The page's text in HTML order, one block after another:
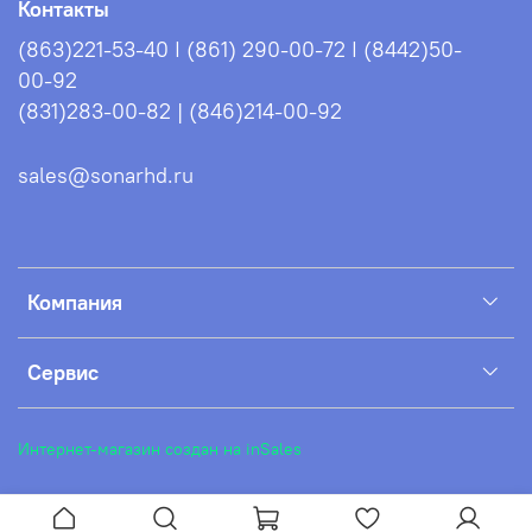
Компания
Сервис
Контакты
(863)221-53-40 I (861) 290-00-72 I (8442)50-
00-92
(831)283-00-82 | (846)214-00-92
sales@sonarhd.ru
Интернет-магазин создан на inSales